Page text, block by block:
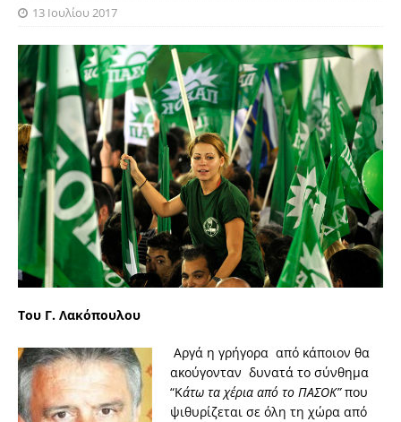
13 Ιουλίου 2017
Του Γ. Λακόπουλου
Αργά η γρήγορα από κάποιον θα
ακούγονταν δυνατά το σύνθημα
“Kάτω τα χέρια από το ΠΑΣΟΚ”που
ψιθυρίζεται σε όλη τη χώρα από